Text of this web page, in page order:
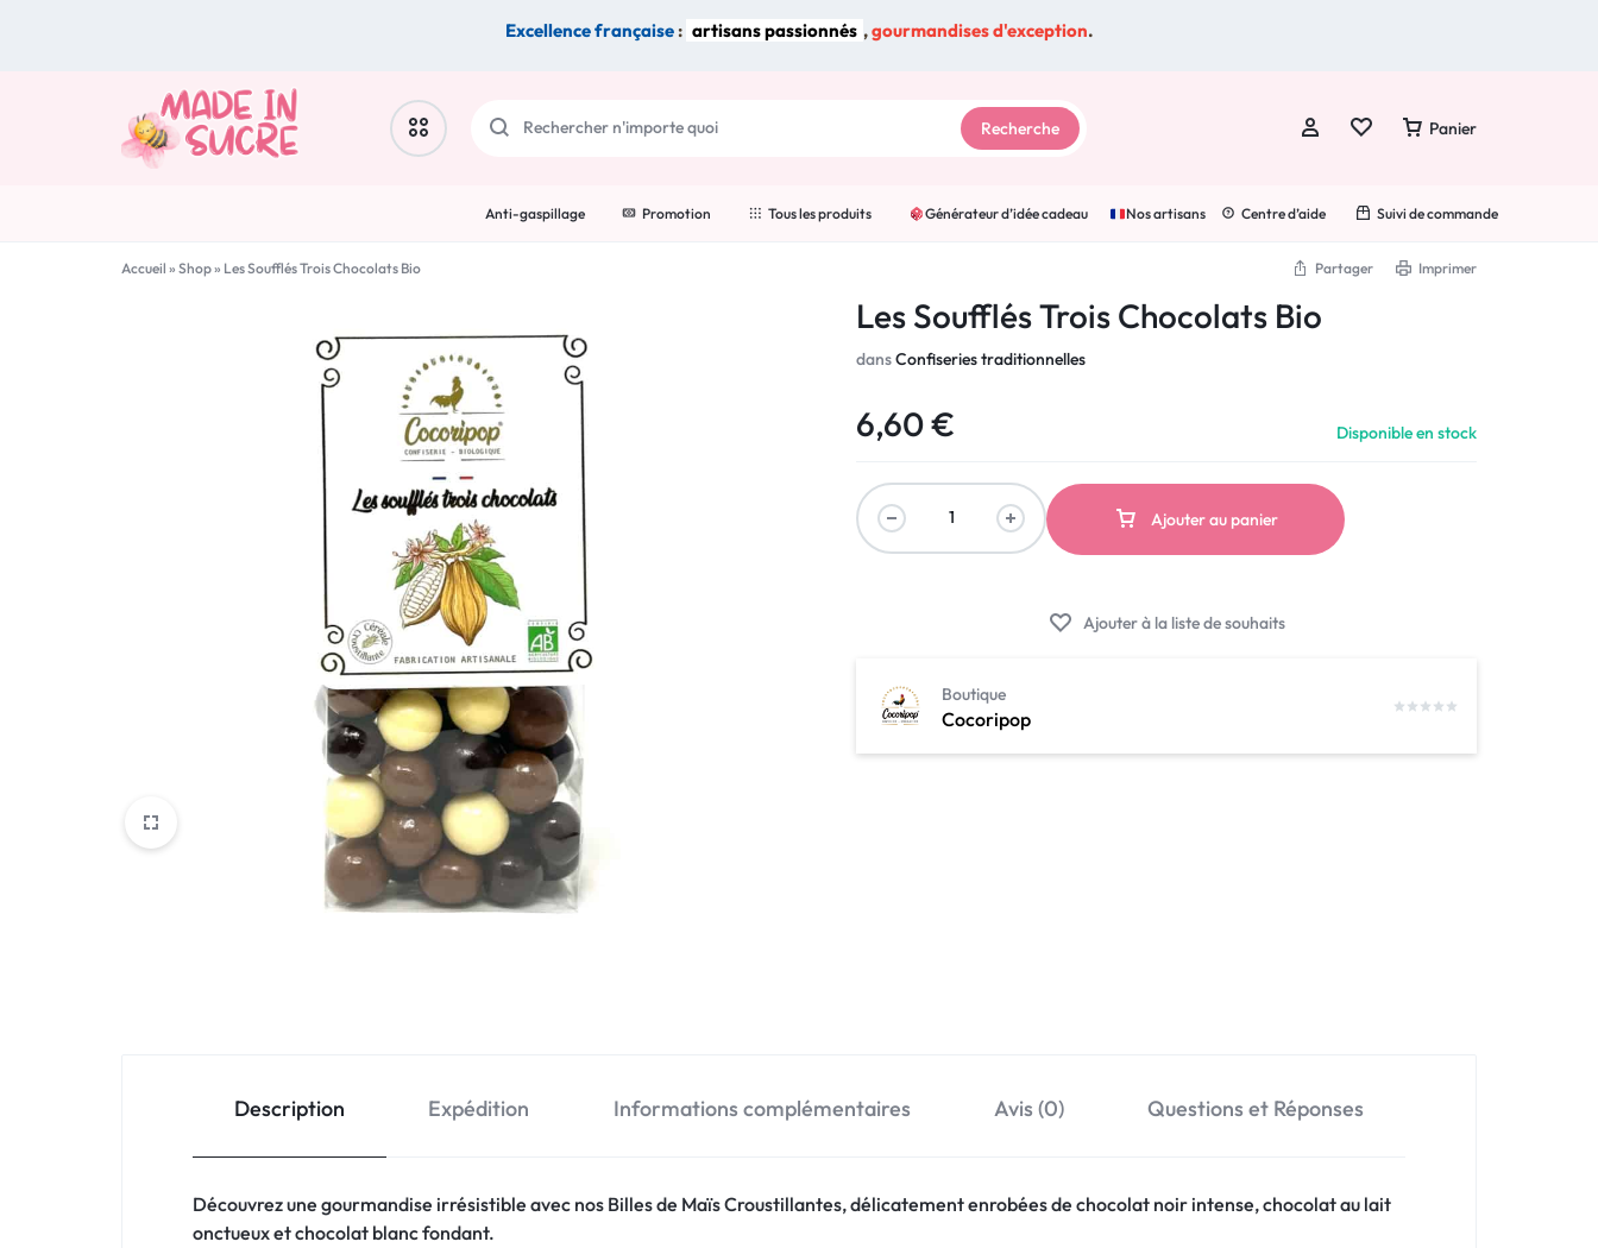
Excellence française: artisans passionnés ,gourmandises d'exception.
Autour du Café & du Thé
Confiseries traditionnelles
Produits sans sucre
Spécialités régionales
Recherche
Se connecter
Panier
Anti-gaspillage Promotion Tous les produits Générateur d’idée cadeau Nos artisans Centre d’aide Suivi de commande
Accueil » Shop» Les Soufflés Trois Chocolats Bio Partager Imprimer
Les Soufflés Trois Chocolats Bio
dansConfiseries traditionnelles
6,60€ Disponible en stock
Ajouter au panier
Cocoripop
Boutique
Description Expédition Informations complémentaires Avis (0) Questions et Réponses
Découvrez une gourmandise irrésistible avec nos Billes de Maïs Croustillantes, délicatement enrobées de chocolat noir intense, chocolat au lait
onctueux et chocolat blanc fondant.